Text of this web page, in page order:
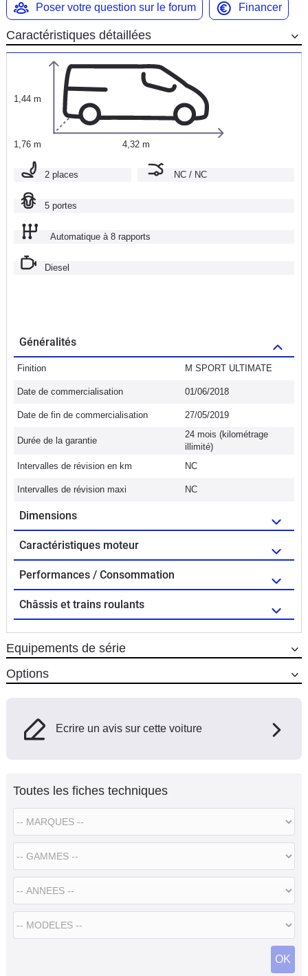
Poser votre question sur le forum Financer
Caractéristiques détaillées
1,44 m
1,76 m 4,32 m
2 places NC / NC
5 portes
Automatique à 8 rapports
Diesel
Généralités
Finition M SPORT ULTIMATE
Date de commercialisation 01/06/2018
Date de fin de commercialisation 27/05/2019
Durée de la garantie
24 mois (kilométrage
illimité)
Intervalles de révision en km
NC
Intervalles de révision maxi NC
Dimensions
Caractéristiques moteur
Performances / Consommation
Châssis et trains roulants
Equipements de série
Options
Ecrire un avis sur cette voiture
Toutes les fiches techniques